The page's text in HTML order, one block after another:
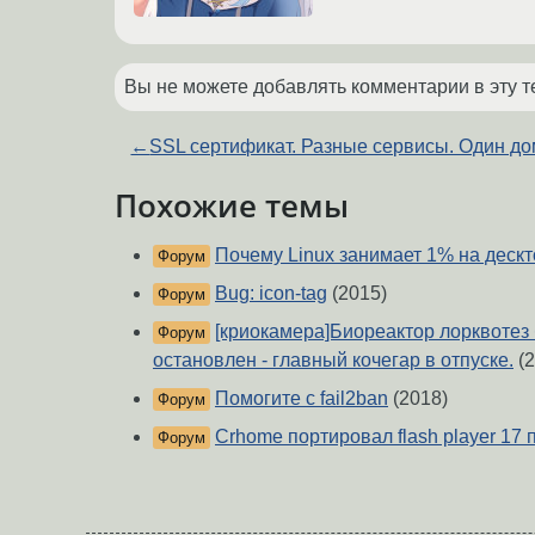
Вы не можете добавлять комментарии в эту
← SSL сертификат. Разные сервисы. Один
Похожие темы
Форум Почему Linux занимает 1% на
Форум Bug: icon-tag (2015)
Форум
[криокамера]Биореактор
остановлен - главный кочегар в отпуске.
Форум Помогите с fail2ban (2018)
Форум Crhome портировал flash player 17